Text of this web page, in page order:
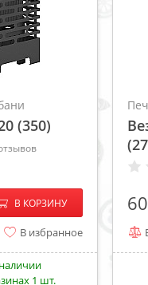
(350)
+
В КОРЗИНУ
В избранное
1 шт.